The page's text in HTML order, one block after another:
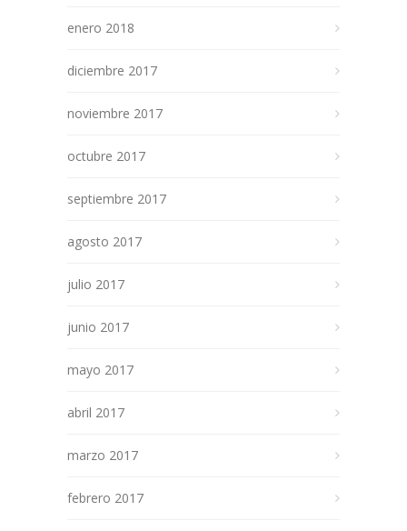
enero 2018
diciembre 2017
noviembre 2017
octubre 2017
septiembre 2017
agosto 2017
julio 2017
junio 2017
mayo 2017
abril 2017
marzo 2017
febrero 2017